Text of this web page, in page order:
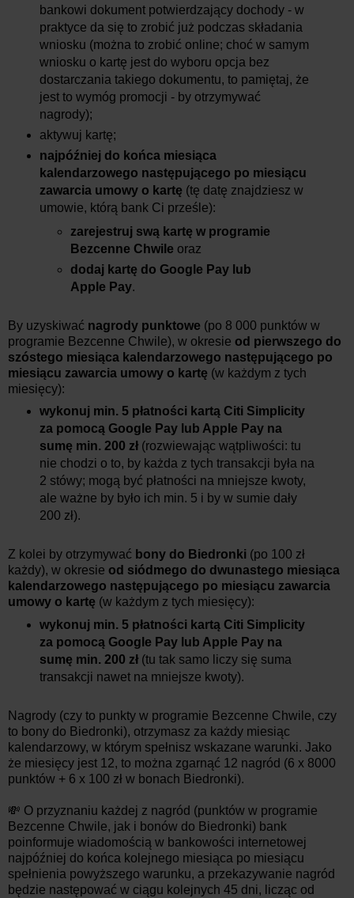
bankowi dokument potwierdzający dochody - w
praktyce da się to zrobić już podczas składania
wniosku (można to zrobić online; choć w samym
wniosku o kartę jest do wyboru opcja bez
dostarczania takiego dokumentu, to pamiętaj, że
jest to wymóg promocji - by otrzymywać
nagrody);
aktywuj kartę;
najpóźniej do końca miesiąca
kalendarzowego następującego po miesiącu
zawarcia umowy o kartę (tę datę znajdziesz w
umowie, którą bank Ci prześle):
zarejestruj swą kartę w programie
Bezcenne Chwile oraz
dodaj kartę do Google Pay lub
Apple Pay.
By uzyskiwać nagrody punktowe (po 8 000 punktów w
programie Bezcenne Chwile), w okresie od pierwszego do
szóstego miesiąca kalendarzowego następującego po
miesiącu zawarcia umowy o kartę (w każdym z tych
miesięcy):
wykonuj min. 5 płatności kartą Citi Simplicity
za pomocą Google Pay lub Apple Pay na
sumę min. 200 zł(rozwiewając wątpliwości: tu
nie chodzi o to, by każda z tych transakcji była na
2 stówy; mogą być płatności na mniejsze kwoty,
ale ważne by było ich min. 5 i by w sumie dały
200 zł).
Z kolei by otrzymywać bony do Biedronki (po 100 zł
każdy), w okresie od siódmego do dwunastego miesiąca
kalendarzowego następującego po miesiącu zawarcia
umowy o kartę (w każdym z tych miesięcy):
wykonuj min. 5 płatności kartą Citi Simplicity
za pomocą Google Pay lub Apple Pay na
sumę min. 200 zł(tu tak samo liczy się suma
transakcji nawet na mniejsze kwoty).
Nagrody (czy to punkty w programie Bezcenne Chwile, czy
to bony do Biedronki), otrzymasz za każdy miesiąc
kalendarzowy, w którym spełnisz wskazane warunki. Jako
że miesięcy jest 12, to można zgarnąć 12 nagród (6 x 8000
punktów + 6 x 100 zł w bonach Biedronki).
💸 O przyznaniu każdej z nagród (punktów w programie
Bezcenne Chwile, jak i bonów do Biedronki) bank
poinformuje wiadomością w bankowości internetowej
najpóźniej do końca kolejnego miesiąca po miesiącu
spełnienia powyższego warunku, a przekazywanie nagród
będzie następować w ciągu kolejnych 45 dni, licząc od